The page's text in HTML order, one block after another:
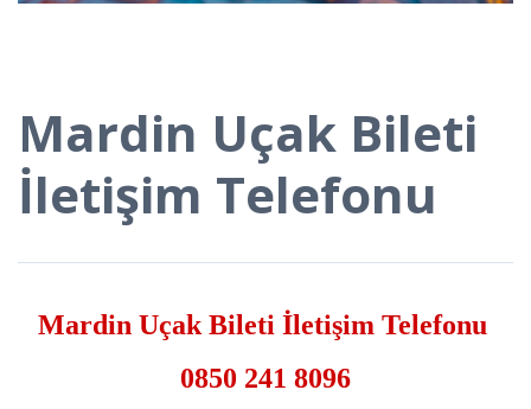
Mardin Uçak Bileti
İletişim Telefonu
Mardin Uçak Bileti İletişim Telefonu
0850 241 8096